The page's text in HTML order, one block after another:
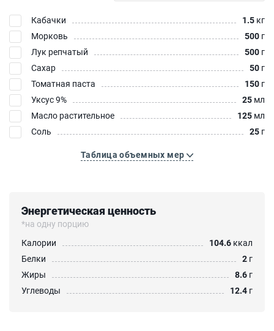
Кабачки 1.5 кг
Морковь
500 г
Лук репчатый
500 г
Сахар
50 г
Томатная паста
150 г
Уксус 9%
25 мл
Масло растительное
125 мл
Соль
25 г
Таблица объемных мер
Энергетическая ценность
*на одну порцию
Калории
104.6 ккал
Белки
2 г
Жиры
8.6 г
Углеводы
12.4 г